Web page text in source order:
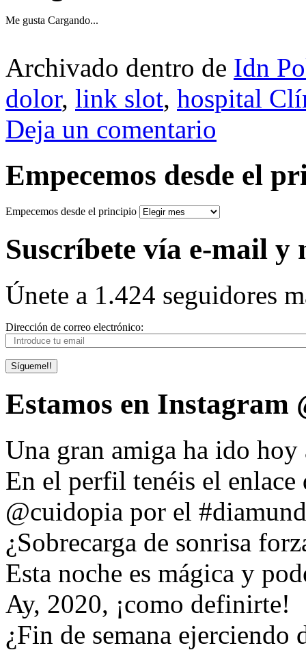
Me gusta Cargando...
Archivado dentro de Idn
dolor, link slot, hospital
Deja un comentario
Empecemos desde el
Empecemos desde el principio
Suscríbete vía e-mail y
Únete a 1.424 seguidores
Dirección de correo electrónico:
Sígueme!!
Estamos en Instagram
Una gran amiga ha ido
En el perfil tenéis el
@cuidopia por el
¿Sobrecarga de sonrisa
Esta noche es mágica y
Ay, 2020, ¡como definirte!
¿Fin de semana ejerciendo